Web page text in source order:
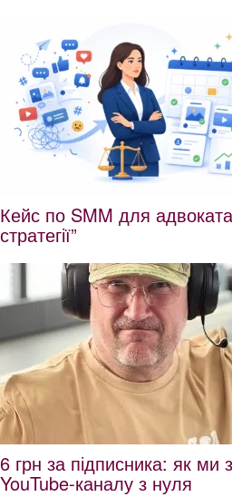
Кейс по SMM для
стратегії”
6 грн за підписника: як ми
YouTube-каналу з нуля